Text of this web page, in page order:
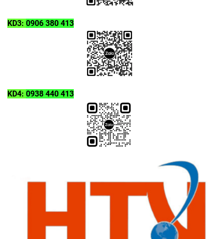
KD3: 0906 380 413
KD4: 0938 440 413